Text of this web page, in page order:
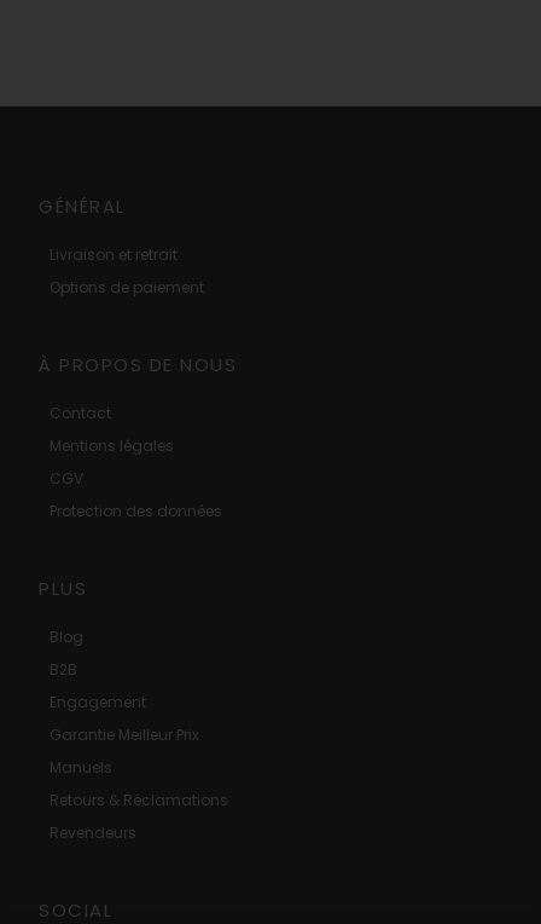
GÉNÉRAL
Livraison et retrait
Options de paiement
À PROPOS DE NOUS
Contact
Mentions légales
CGV
Protection des données
PLUS
Blog
B2B
Engagement
Garantie Meilleur Prix
Manuels
Retours & Réclamations
Revendeurs
SOCIAL